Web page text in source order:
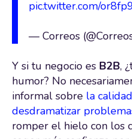
pic.twitter.com/
— Correos
Y si tu negocio es B2B,
humor? No
informal sobre la
desdramatizar
romper el hielo con los